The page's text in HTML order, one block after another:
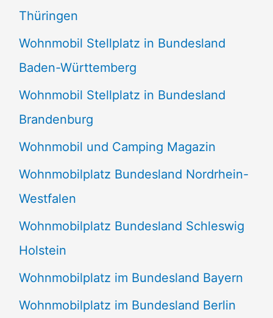
Thüringen
Wohnmobil Stellplatz in Bundesland
Baden-Württemberg
Wohnmobil Stellplatz in Bundesland
Brandenburg
Wohnmobil und Camping Magazin
Wohnmobilplatz Bundesland Nordrhein-
Westfalen
Wohnmobilplatz Bundesland Schleswig
Holstein
Wohnmobilplatz im Bundesland Bayern
Wohnmobilplatz im Bundesland Berlin